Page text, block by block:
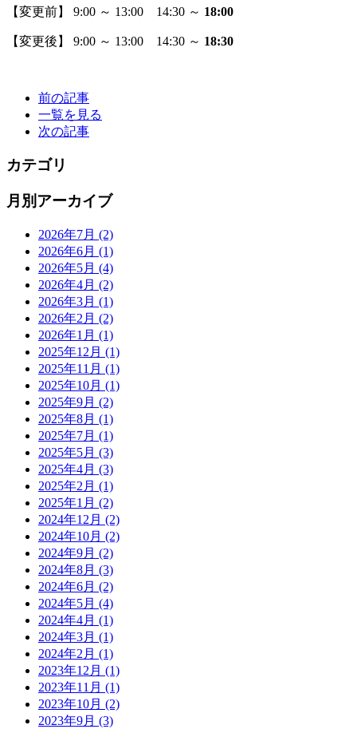
【変更前】 9:00 ～ 13:00 14:30 ～ 18:00
【変更後】 9:00 ～ 13:00 14:30 ～ 18:30
前の記事
一覧を見る
次の記事
カテゴリ
月別アーカイブ
2026年7月 (2)
2026年6月 (1)
2026年5月 (4)
2026年4月 (2)
2026年3月 (1)
2026年2月 (2)
2026年1月 (1)
2025年12月 (1)
2025年11月 (1)
2025年10月 (1)
2025年9月 (2)
2025年8月 (1)
2025年7月 (1)
2025年5月 (3)
2025年4月 (3)
2025年2月 (1)
2025年1月 (2)
2024年12月 (2)
2024年10月 (2)
2024年9月 (2)
2024年8月 (3)
2024年6月 (2)
2024年5月 (4)
2024年4月 (1)
2024年3月 (1)
2024年2月 (1)
2023年12月 (1)
2023年11月 (1)
2023年10月 (2)
2023年9月 (3)